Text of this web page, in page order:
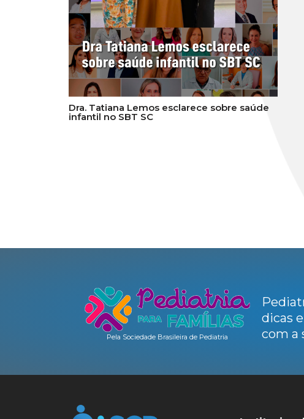
Dra. Tatiana Lemos esclarece sobre saúde
infantil no SBT SC
Pela Sociedade Brasileira de Pediatria
dicas
com a